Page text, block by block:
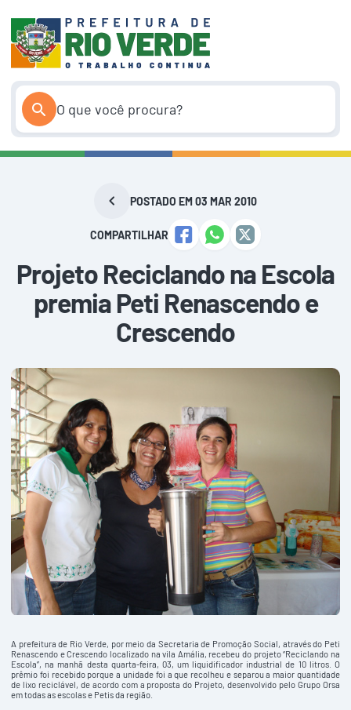
conteúdo
POSTADO EM 03 MAR 2010
COMPARTILHAR
Projeto Reciclando na Escola
premia Peti Renascendo e
Crescendo
A prefeitura de Rio Verde, por meio da Secretaria de Promoção Social, através do Peti
Renascendo e Crescendo localizado na vila Amália, recebeu do projeto “Reciclando na
Escola”, na manhã desta quarta-feira, 03, um liquidificador industrial de 10 litros. O
prêmio foi recebido porque a unidade foi a que recolheu e separou a maior quantidade
de lixo reciclável, de acordo com a proposta do Projeto, desenvolvido pelo Grupo Orsa
em todas as escolas e Petis da região.